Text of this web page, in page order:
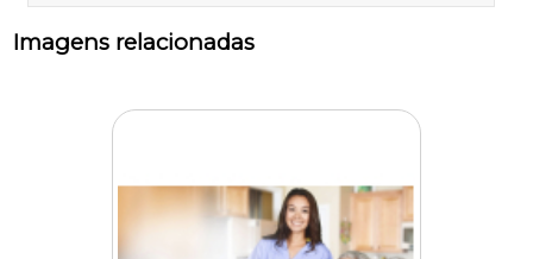
Imagens relacionadas